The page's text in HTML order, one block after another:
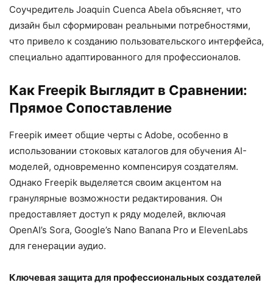
Соучредитель Joaquin Cuenca Abela объясняет, что
дизайн был сформирован реальными потребностями,
что привело к созданию пользовательского интерфейса,
специально адаптированного для профессионалов.
Как Freepik Выглядит в Сравнении:
Прямое Сопоставление
Freepik имеет общие черты с Adobe, особенно в
использовании стоковых каталогов для обучения AI-
моделей, одновременно компенсируя создателям.
Однако Freepik выделяется своим акцентом на
гранулярные возможности редактирования. Он
предоставляет доступ к ряду моделей, включая
OpenAI’s Sora, Google’s Nano Banana Pro и ElevenLabs
для генерации аудио.
Ключевая защита для профессиональных создателей